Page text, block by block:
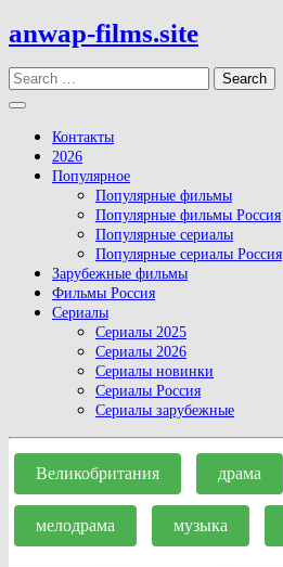
Skip
to
content
anwap-films.site
Search
Open
Button
Контакты
2026
Популярное
Популярные фильмы
Популярные фильмы Россия
Популярные сериалы
Популярные сериалы Россия
Зарубежные фильмы
Фильмы Россия
Сериалы
Сериалы 2025
Сериалы 2026
Сериалы новинки
Сериалы Россия
Сериалы зарубежные
Close
Button
Великобритания драма
мелодрама музыка